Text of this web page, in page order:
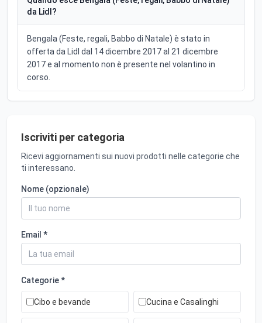
da Lidl?
Bengala (Feste, regali, Babbo di Natale) è stato in
offerta da Lidl dal 14 dicembre 2017 al 21 dicembre
2017 e al momento non è presente nel volantino in
corso.
Iscriviti per categoria
Ricevi aggiornamenti sui nuovi prodotti nelle categorie che
ti interessano.
Nome (opzionale)
Email *
Categorie *
Cibo e bevande Cucina e Casalinghi